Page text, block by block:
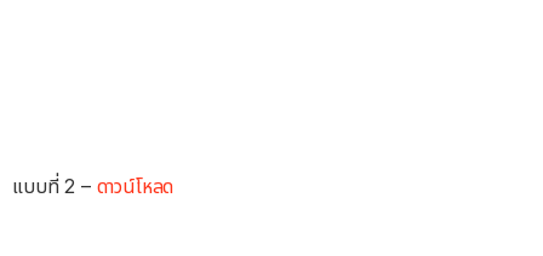
แบบที่ 2 – ดาวน์โหลด